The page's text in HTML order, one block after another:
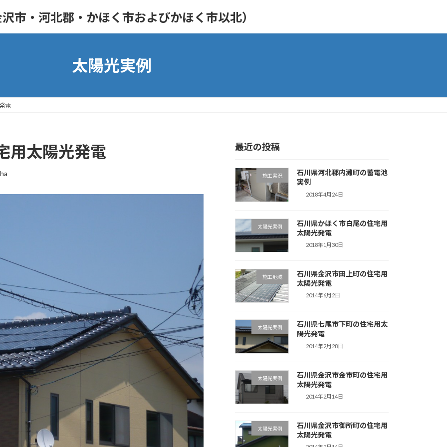
市・河北郡・かほく市およびかほく市以北）
太陽光実例
電
用太陽光発電 最近の投稿
施工実況
石川県河北郡内灘町の蓄電池
実例
2018年4月24日
太陽光実例
石川県かほく市白尾の住宅用
太陽光発電
2018年1月30日
施工地域
石川県金沢市田上町の住宅用
太陽光発電
2014年6月2日
太陽光実例
石川県七尾市下町の住宅用太
陽光発電
2014年2月28日
太陽光実例
石川県金沢市金市町の住宅用
太陽光発電
2014年2月14日
太陽光実例
石川県金沢市御所町の住宅用
太陽光発電